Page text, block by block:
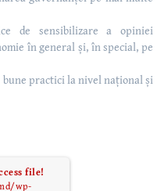
de sensibilizare a opiniei
în general și, în special, pe
practici la nivel național și
file!
wp-